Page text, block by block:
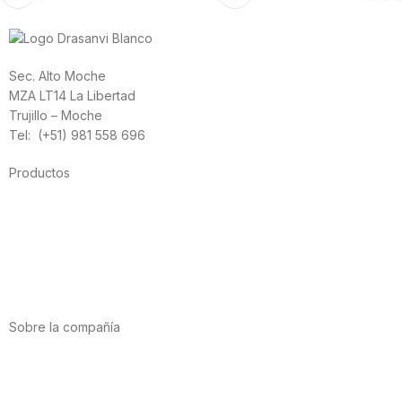
Sec. Alto Moche
MZA LT14 La Libertad
Trujillo – Moche
Tel: (+51) 981 558 696
Productos
Sobre la compañía